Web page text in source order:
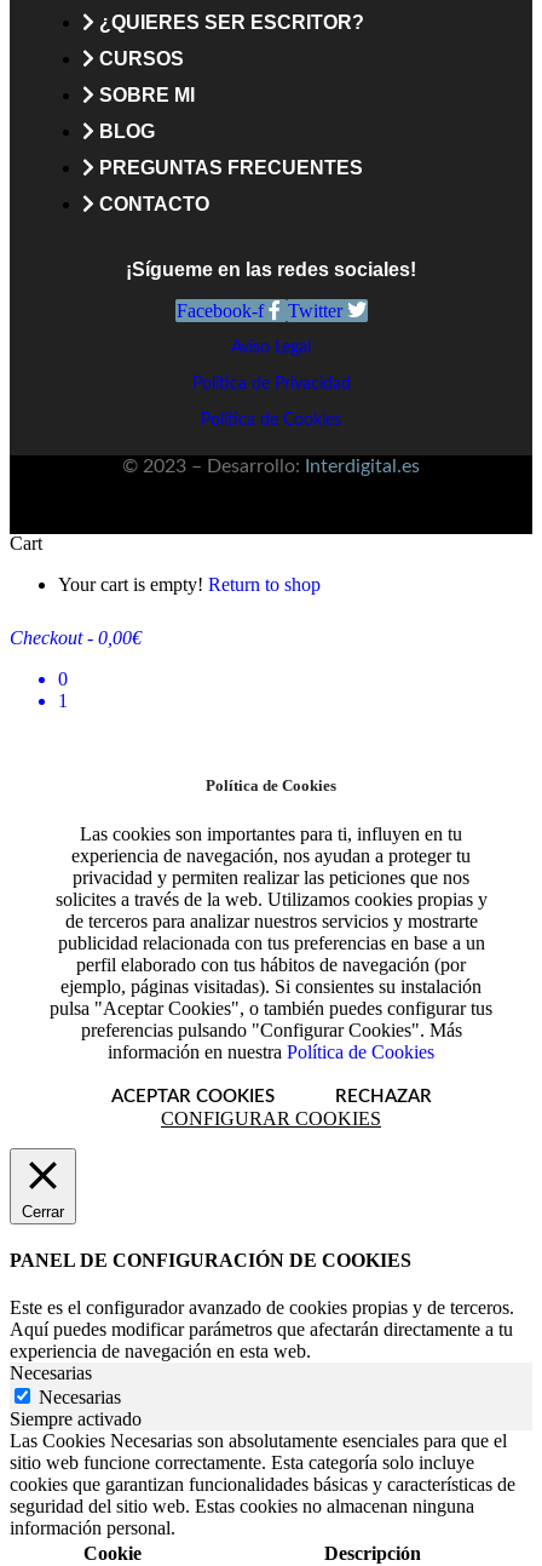
¿QUIERES SER ESCRITOR?
CURSOS
SOBRE MI
BLOG
PREGUNTAS FRECUENTES
CONTACTO
¡Sígueme en las redes sociales!
Facebook-f
Twitter
Aviso Legal
Política de Privacidad
Política de Cookies
© 2023 – Desarrollo: Interdigital.es
Cart
Your cart is empty! Return to shop
Checkout - 0,00€
0
1
Política de Cookies
Las cookies son importantes para ti, influyen en tu
experiencia de navegación, nos ayudan a proteger tu
privacidad y permiten realizar las peticiones que nos
solicites a través de la web. Utilizamos cookies propias y
de terceros para analizar nuestros servicios y mostrarte
publicidad relacionada con tus preferencias en base a un
perfil elaborado con tus hábitos de navegación (por
ejemplo, páginas visitadas). Si consientes su instalación
pulsa "Aceptar Cookies", o también puedes configurar tus
preferencias pulsando "Configurar Cookies". Más
información en nuestra Política de Cookies
ACEPTAR COOKIES RECHAZAR
CONFIGURAR COOKIES
Cerrar
PANEL DE CONFIGURACIÓN DE COOKIES
Este es el configurador avanzado de cookies propias y de terceros.
Aquí puedes modificar parámetros que afectarán directamente a tu
experiencia de navegación en esta web.
Necesarias
Necesarias
Siempre activado
Las Cookies Necesarias son absolutamente esenciales para que el
sitio web funcione correctamente. Esta categoría solo incluye
cookies que garantizan funcionalidades básicas y características de
seguridad del sitio web. Estas cookies no almacenan ninguna
información personal.
Cookie
Descripción